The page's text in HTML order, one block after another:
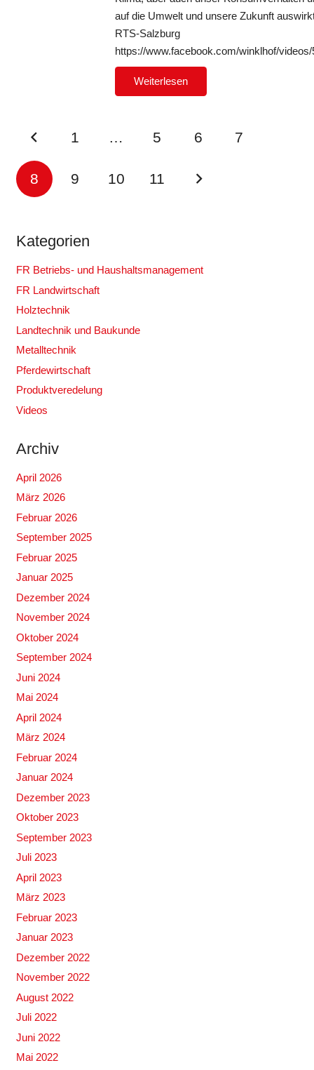
auf die Umwelt und unsere Zukunft
RTS-Salzburg
https://www.facebook.com/winklhof/
Weiterlesen
1 … 5 6 7
8 9 10 11
Kategorien
FR Betriebs- und Haushaltsmanagement
FR Landwirtschaft
Holztechnik
Landtechnik und Baukunde
Metalltechnik
Pferdewirtschaft
Produktveredelung
Videos
Archiv
April 2026
März 2026
Februar 2026
September 2025
Februar 2025
Januar 2025
Dezember 2024
November 2024
Oktober 2024
September 2024
Juni 2024
Mai 2024
April 2024
März 2024
Februar 2024
Januar 2024
Dezember 2023
Oktober 2023
September 2023
Juli 2023
April 2023
März 2023
Februar 2023
Januar 2023
Dezember 2022
November 2022
August 2022
Juli 2022
Juni 2022
Mai 2022